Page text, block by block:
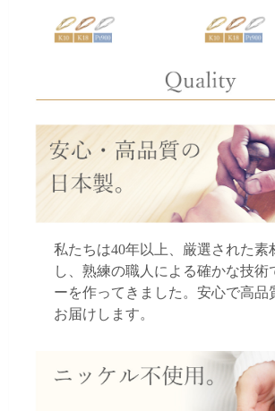
私たちは40年以上、厳選された素
し、熟練の職人による確かな技術
ーを作ってきました。安心で高品
お届けします。